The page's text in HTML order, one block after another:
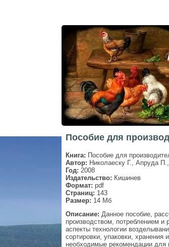
Пособие для
Книга: Пособие для
Автор: Николаеску Г., Апруда
Год: 2008
Издательство: Кишинев
Формат: pdf
Страниц: 143
Размер: 14 Мб
Описание: Данное пособие,
производством, потреблением
аспекты технологии
сортировки, упаковки,
необходимые рекомендации для